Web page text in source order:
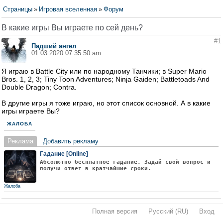
Страницы » Игровая вселенная » Форум
В какие игры Вы играете по сей день?
Падший ангел
01.03.2020 07:35:50 am
#1
Я играю в Battle City или по народному Танчики; в Super Mario
Bros. 1, 2, 3; Tiny Toon Adventures; Ninja Gaiden; Battletoads And
Double Dragon; Contra.
В другие игры я тоже играю, но этот список основной. А в какие
игры играете Вы?
ЖАЛОБА
Реклама Добавить рекламу
Гадание [Online]
Абсолютно бесплатное гадание. Задай свой вопрос и
получи ответ в кратчайшие сроки.
Жалоба
Полная версия Русский (RU) Вход